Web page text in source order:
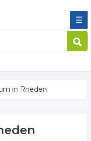
☰
in Rheden